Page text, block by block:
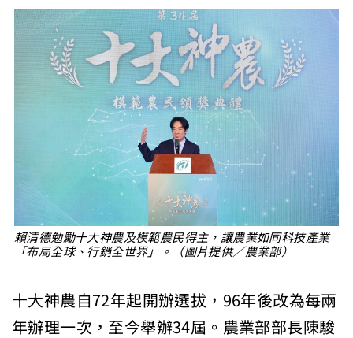
賴清德勉勵十大神農及模範農民得主，讓農業如同科技產業
「布局全球、行銷全世界」。（圖片提供／農業部）
十大神農自72年起開辦選拔，96年後改為每兩
年辦理一次，至今舉辦34屆。農業部部長陳駿